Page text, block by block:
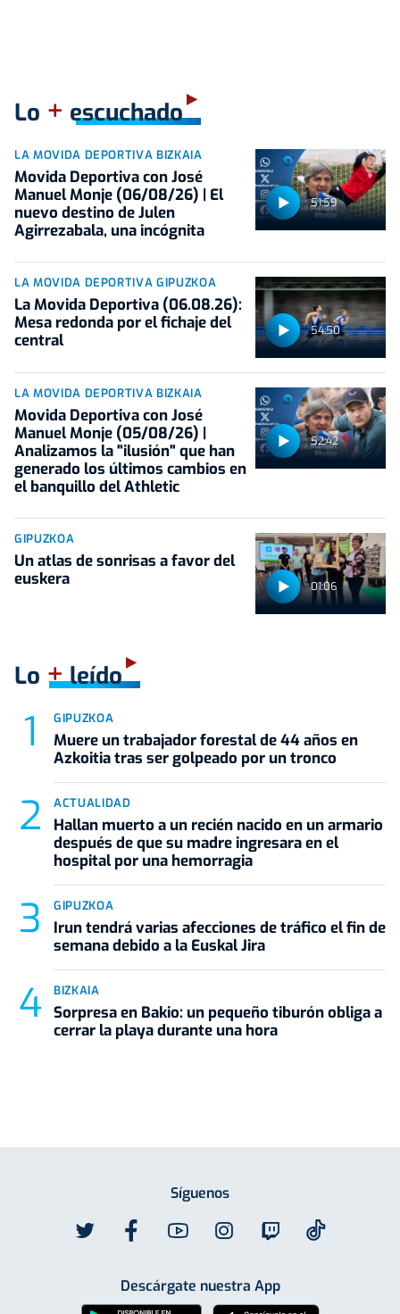
Lo + escuchado
51:59
LA MOVIDA DEPORTIVA BIZKAIA
Movida Deportiva con José
Manuel Monje (06/08/26) | El
nuevo destino de Julen
Agirrezabala, una incógnita
54:50
LA MOVIDA DEPORTIVA GIPUZKOA
La Movida Deportiva (06.08.26):
Mesa redonda por el fichaje del
central
52:42
LA MOVIDA DEPORTIVA BIZKAIA
Movida Deportiva con José
Manuel Monje (05/08/26) |
Analizamos la "ilusión" que han
generado los últimos cambios en
el banquillo del Athletic
01:06
GIPUZKOA
Un atlas de sonrisas a favor del
euskera
Lo +leído
GIPUZKOA
Muere un trabajador forestal de 44 años en
Azkoitia tras ser golpeado por un tronco
ACTUALIDAD
Hallan muerto a un recién nacido en un armario
después de que su madre ingresara en el
hospital por una hemorragia
GIPUZKOA
Irun tendrá varias afecciones de tráfico el fin de
semana debido a la Euskal Jira
BIZKAIA
Sorpresa en Bakio: un pequeño tiburón obliga a
cerrar la playa durante una hora
Síguenos
Descárgate nuestra App